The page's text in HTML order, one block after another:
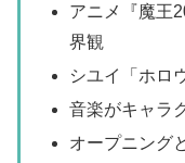
アニメ『魔王
界観
シユイ「ホロ
音楽がキャラ
オープニング